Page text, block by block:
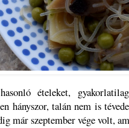
ételeket,
hányszor, talán nem is
már szeptember vége volt,